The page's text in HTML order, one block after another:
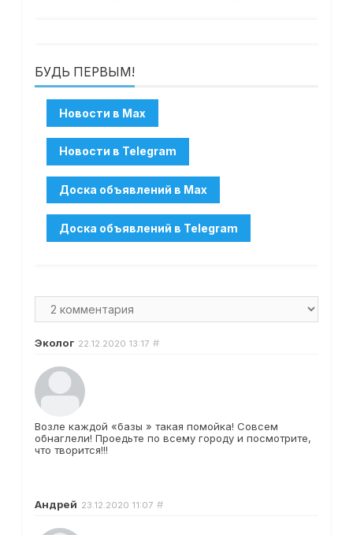
БУДЬ ПЕРВЫМ!
Эколог 22.12.2020 13:17 #
Возле каждой «базы » такая помойка! Совсем
обнаглели! Проедьте по всему городу и посмотрите,
что творится!!!
Андрей 23.12.2020 11:07 #